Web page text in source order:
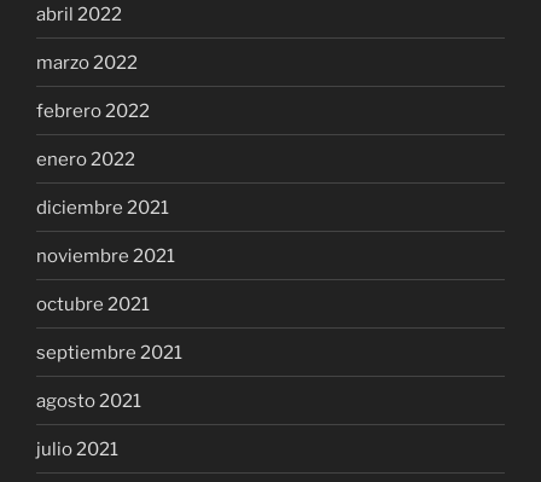
abril 2022
marzo 2022
febrero 2022
enero 2022
diciembre 2021
noviembre 2021
octubre 2021
septiembre 2021
agosto 2021
julio 2021